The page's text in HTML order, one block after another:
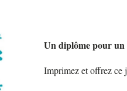
Un diplôme pour
Imprimez et offrez ce